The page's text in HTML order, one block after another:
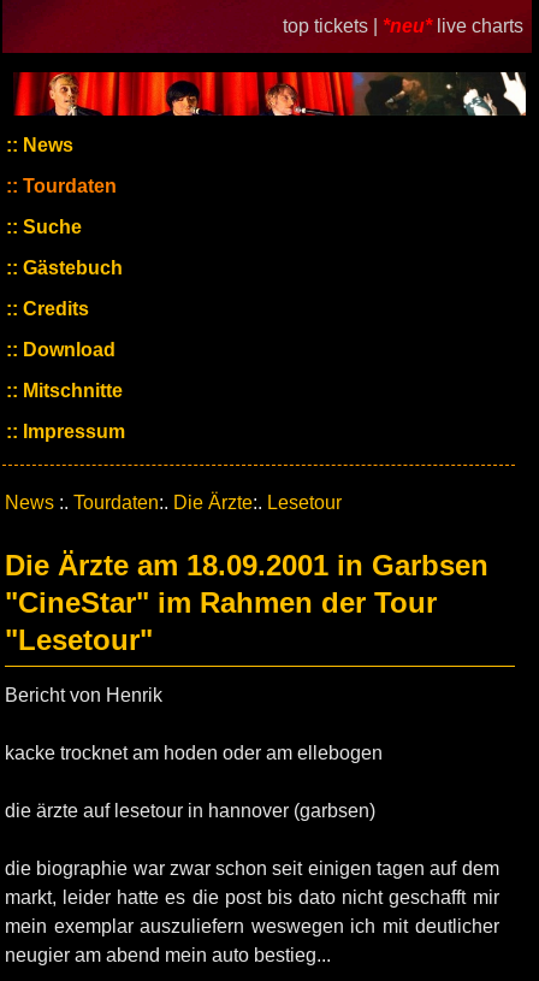
top tickets | *neu* live charts
News
Tourdaten
Suche
Gästebuch
Credits
Download
Mitschnitte
Impressum
News :. Tourdaten:. Die Ärzte:. Lesetour
Die Ärzte am 18.09.2001 in Garbsen
"CineStar" im Rahmen der Tour
"Lesetour"
Bericht von Henrik
kacke trocknet am hoden oder am ellebogen
die ärzte auf lesetour in hannover (garbsen)
die biographie war zwar schon seit einigen tagen auf dem
markt, leider hatte es die post bis dato nicht geschafft mir
mein exemplar auszuliefern weswegen ich mit deutlicher
neugier am abend mein auto bestieg...